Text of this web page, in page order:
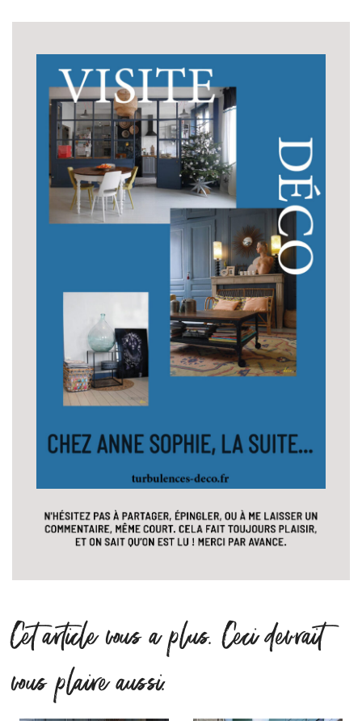
Cet article vous a plus. Ceci devrait
vous plaire aussi.